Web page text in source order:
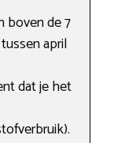
boven de 7
april
dat je het